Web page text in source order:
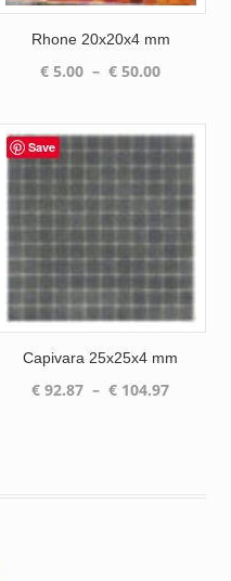
Rhone 20x20x4 mm
€ 5.00 – € 50.00Plage
€ 5.00
à
€ 50.00
Save
Capivara 25x25x4 mm
€ 92.87 – € 104.97Plage